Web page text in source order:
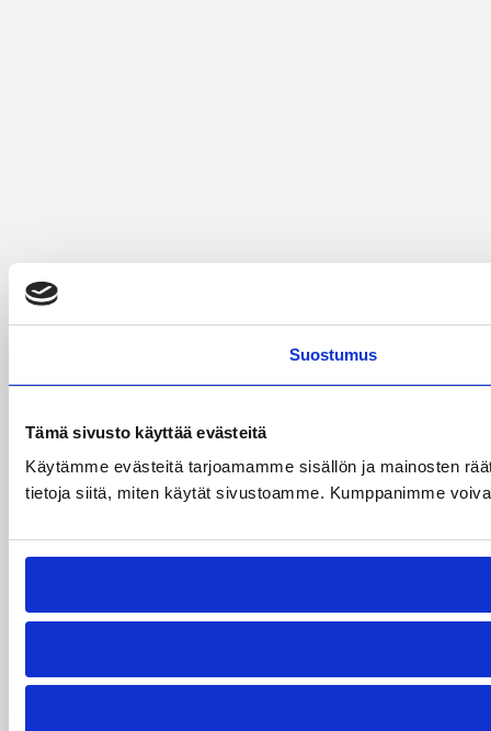
Suostumus
Tämä sivusto käyttää evästeitä
Käytämme evästeitä tarjoamamme sisällön ja mainosten
tietoja siitä, miten käytät sivustoamme. Kumppanimme